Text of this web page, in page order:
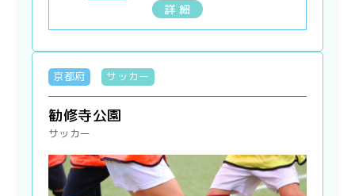
詳 細
京都府 サッカー
勧修寺公園
サッカー